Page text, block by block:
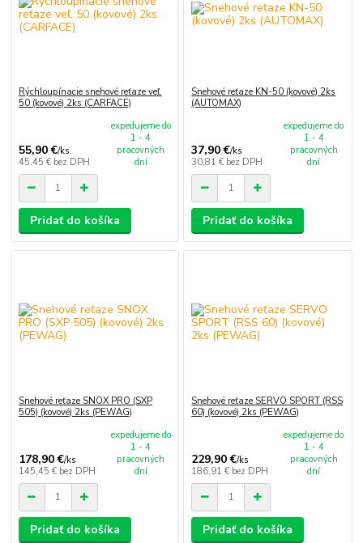
Rýchloupínacie snehové reťaze veľ.
50 (kovové) 2ks (CARFACE)
55,90 €/ks
45,45 € bez DPH
expedujeme do
1 - 4
pracovných
dní
Pridať do košíka
Snehové reťaze KN-50 (kovové) 2ks
(AUTOMAX)
37,90 €/ks
30,81 € bez DPH
expedujeme do
1 - 4
pracovných
dní
Pridať do košíka
Snehové reťaze SNOX PRO (SXP
505) (kovové) 2ks (PEWAG)
178,90 €/ks
145,45 € bez DPH
expedujeme do
1 - 4
pracovných
dní
Pridať do košíka
Snehové reťaze SERVO SPORT (RSS
60) (kovové) 2ks (PEWAG)
229,90 €/ks
186,91 € bez DPH
expedujeme do
1 - 4
pracovných
dní
Pridať do košíka